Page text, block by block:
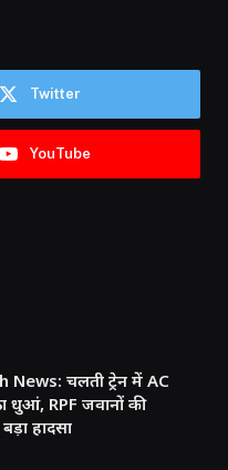
Twitter
YouTube
चलती ट्रेन में AC
धुआं, RPF जवानों की
हादसा